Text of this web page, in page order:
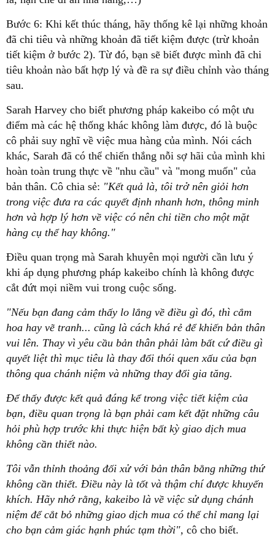
Bước 6: Khi kết thúc tháng, hãy thống kê lại những khoản
đã chi tiêu và những khoản đã tiết kiệm được (trừ khoản
tiết kiệm ở bước 2). Từ đó, bạn sẽ biết được mình đã chi
tiêu khoản nào bất hợp lý và đề ra sự điều chỉnh vào tháng
sau.
Sarah Harvey cho biết phương pháp kakeibo có một ưu
điểm mà các hệ thống khác không làm được, đó là buộc
cô phải suy nghĩ về việc mua hàng của mình. Nói cách
khác, Sarah đã có thể chiến thắng nỗi sợ hãi của mình khi
hoàn toàn trung thực về "nhu cầu" và "mong muốn" của
bản thân. Cô chia sẻ: "Kết quả là, tôi trở nên giỏi hơn
trong việc đưa ra các quyết định nhanh hơn, thông minh
hơn và hợp lý hơn về việc có nên chi tiền cho một mặt
hàng cụ thể hay không."
Điều quan trọng mà Sarah khuyên mọi người cần lưu ý
khi áp dụng phương pháp kakeibo chính là không được
cắt đứt mọi niềm vui trong cuộc sống.
"Nếu bạn đang cảm thấy lo lắng về điều gì đó, thì cắm
hoa hay vẽ tranh... cũng là cách khá rẻ để khiến bản thân
vui lên. Thay vì yêu cầu bản thân phải làm bất cứ điều gì
quyết liệt thì mục tiêu là thay đổi thói quen xấu của bạn
thông qua chánh niệm và những thay đổi gia tăng.
Để thấy được kết quả đáng kể trong việc tiết kiệm của
bạn, điều quan trọng là bạn phải cam kết đặt những câu
hỏi phù hợp trước khi thực hiện bất kỳ giao dịch mua
không cần thiết nào.
Tôi vẫn thỉnh thoảng đối xử với bản thân bằng những thứ
không cần thiết. Điều này là tốt và thậm chí được khuyến
khích. Hãy nhớ rằng, kakeibo là về việc sử dụng chánh
niệm để cắt bỏ những giao dịch mua có thể chỉ mang lại
cho bạn cảm giác hạnh phúc tạm thời", cô cho biết.